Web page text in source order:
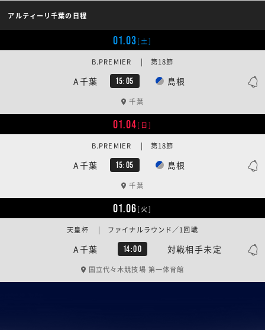
アルティーリ千葉の日程
01.03[土]
A千葉 15:05 島根
B.PREMIER | 第18節
千葉
01.04[日]
A千葉 15:05 島根
B.PREMIER | 第18節
千葉
01.06[火]
A千葉 14:00 対戦相手未定
天皇杯 | ファイナルラウンド／1回戦
国立代々木競技場 第一体育館